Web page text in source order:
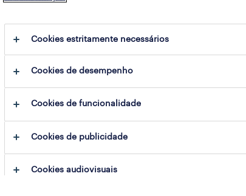
tipo de contrato
porto, porto
Cookies estritamente necessários
Cookies de desempenho
Cookies de funcionalidade
Cookies de publicidade
Cookies audiovisuais